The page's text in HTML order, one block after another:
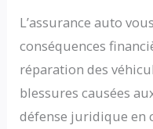
L’assurance auto
conséquences
réparation des
blessures causées
défense juridique en